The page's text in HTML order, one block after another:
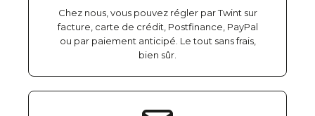
Chez nous, vous pouvez régler par Twint sur
facture, carte de crédit, Postfinance, PayPal
ou par paiement anticipé. Le tout sans frais,
bien sûr.